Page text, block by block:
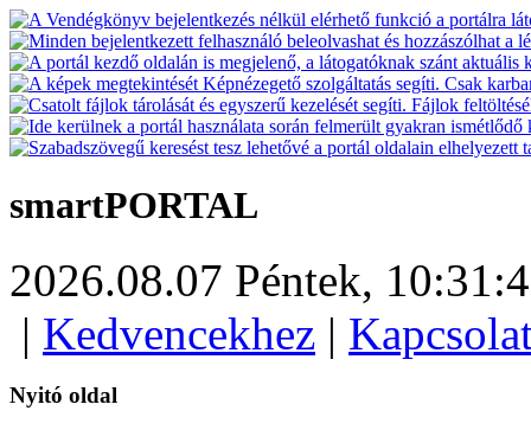
smartPORTAL
2026.08.07 Péntek,
| Kedvencekhez |
Nyitó oldal